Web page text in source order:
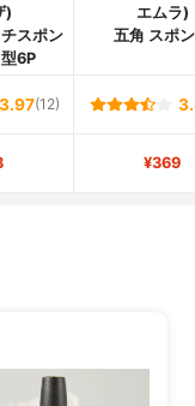
)
スポン
6P
エムラ)
五角 スポ
3.97(12)
¥369